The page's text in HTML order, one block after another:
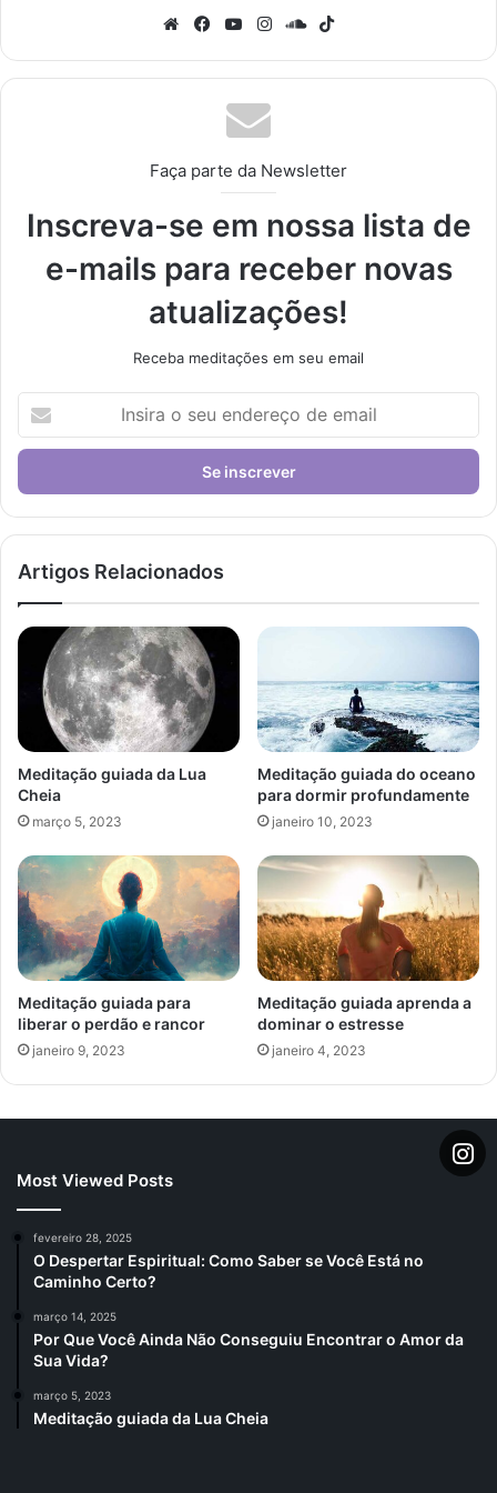
WebsiteFacebook
YouTubeInstagramSoundCloud
Faça parte da Newsletter
Inscreva-se em nossa lista de
e-mails para receber novas
atualizações!
Receba meditações em seu email
seu
de
email
Artigos Relacionados
Meditação guiada da Lua
Cheia
março 5, 2023
Meditação guiada do oceano
para dormir profundamente
janeiro 10, 2023
Meditação guiada para
liberar o perdão e rancor
janeiro 9, 2023
Meditação guiada aprenda a
dominar o estresse
janeiro 4, 2023
Most Viewed Posts
fevereiro 28, 2025
O Despertar Espiritual: Como Saber se Você Está no
Caminho Certo?
março 14, 2025
Por Que Você Ainda Não Conseguiu Encontrar o Amor da
Sua Vida?
março 5, 2023
Meditação guiada da Lua Cheia